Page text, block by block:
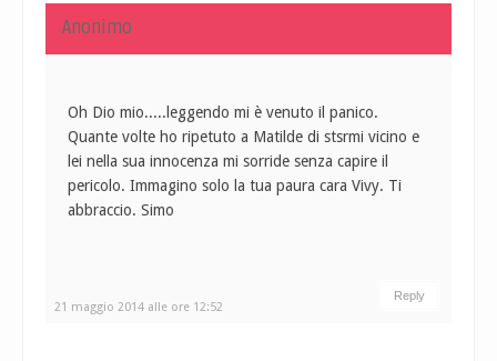
Anonimo
21 maggio 2014 alle ore 12:52
Oh Dio mio.....leggendo mi è venuto il panico.
Quante volte ho ripetuto a Matilde di stsrmi vicino e
lei nella sua innocenza mi sorride senza capire il
pericolo. Immagino solo la tua paura cara Vivy. Ti
abbraccio. Simo
Reply